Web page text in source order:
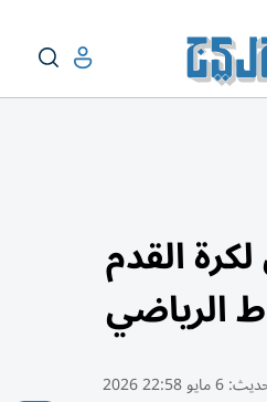
القدم
الرياضي
6 مايو 22:58 2026